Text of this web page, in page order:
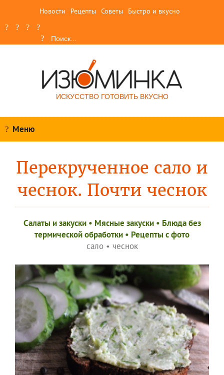
Новости Рецепты Советы Быстро и вкусно
ИСКУССТВО ГОТОВИТЬ ВКУСНО
Меню
Перекрученное сало и
чеснок. Почти чеснок
Салаты и закуски• Мясные закуски• Блюда без
термической обработки • Рецепты c фото
сало• чеснок